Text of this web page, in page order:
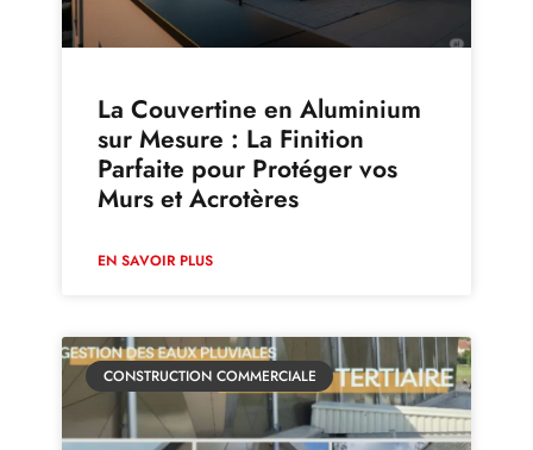
La Couvertine en Aluminium
sur Mesure : La Finition
Parfaite pour Protéger vos
Murs et Acrotères
EN SAVOIR PLUS
CONSTRUCTION COMMERCIALE